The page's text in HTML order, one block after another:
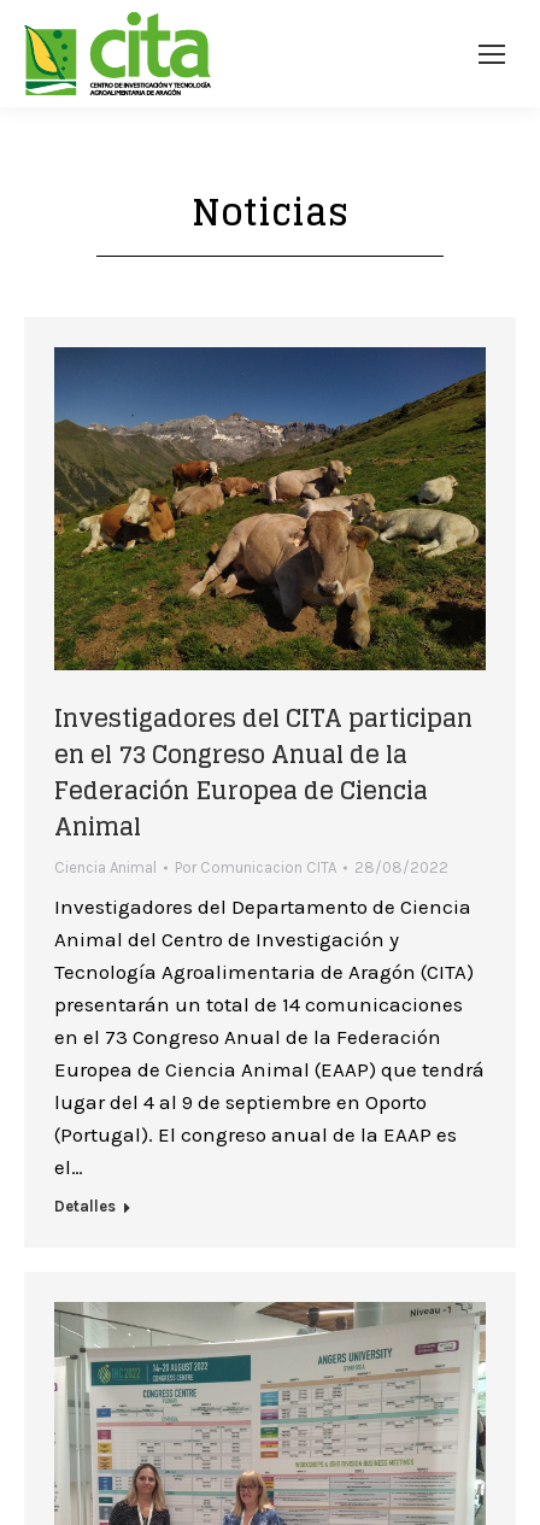
Noticias
Investigadores del CITA participan
en el 73 Congreso Anual de la
Federación Europea de Ciencia
Animal
Ciencia Animal Por Comunicacion CITA 28/08/2022
Investigadores del Departamento de Ciencia
Animal del Centro de Investigación y
Tecnología Agroalimentaria de Aragón (CITA)
presentarán un total de 14 comunicaciones
en el 73 Congreso Anual de la Federación
Europea de Ciencia Animal (EAAP) que tendrá
lugar del 4 al 9 de septiembre en Oporto
(Portugal). El congreso anual de la EAAP es
el…
Detalles